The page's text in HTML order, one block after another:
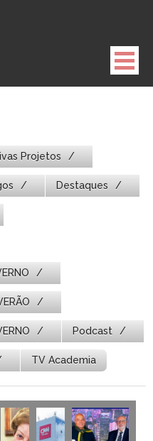
Projetos
Destaques
Podcast
TV Academia